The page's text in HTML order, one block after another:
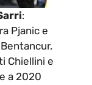
:
Pjanic e
Chiellini e
a 2020